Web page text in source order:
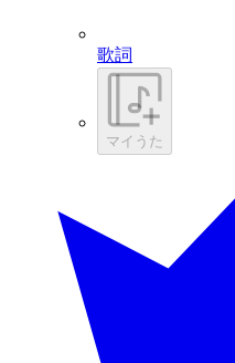
歌詞
マイうた